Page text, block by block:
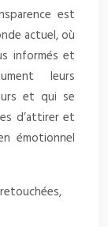
est
actuel, où
informés et
leurs
et qui se
d’attirer et
émotionnel